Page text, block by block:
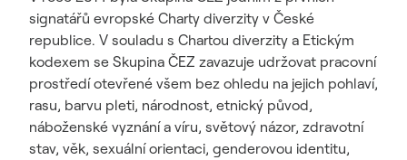
signatářů evropské Charty diverzity v České
republice. V souladu s Chartou diverzity a Etickým
kodexem se Skupina ČEZ zavazuje udržovat pracovní
prostředí otevřené všem bez ohledu na jejich pohlaví,
rasu, barvu pleti, národnost, etnický původ,
náboženské vyznání a víru, světový názor, zdravotní
stav, věk, sexuální orientaci, genderovou identitu,